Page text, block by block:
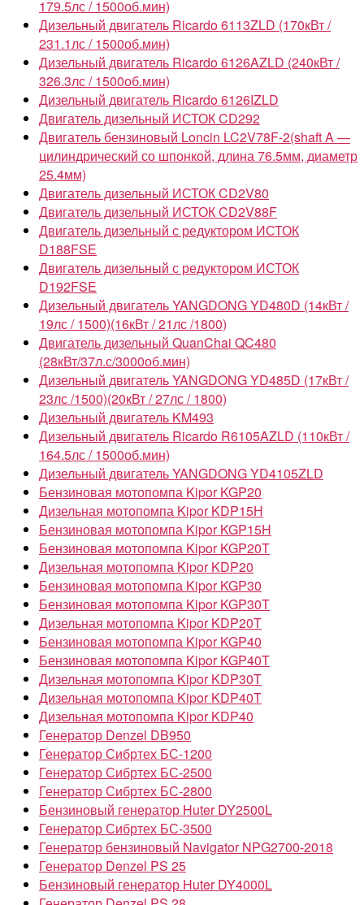
179.5лс / 1500об.мин)
Дизельный двигатель Ricardo 6113ZLD (170кВт /
231.1лс / 1500об.мин)
Дизельный двигатель Ricardo 6126AZLD (240кВт /
326.3лс / 1500об.мин)
Дизельный двигатель Ricardo 6126IZLD
Двигатель дизельный ИСТОК CD292
Двигатель бензиновый Loncin LC2V78F-2(shaft A —
цилиндрический со шпонкой, длина 76.5мм, диаметр
25.4мм)
Двигатель дизельный ИСТОК CD2V80
Двигатель дизельный ИСТОК CD2V88F
Двигатель дизельный с редуктором ИСТОК
D188FSE
Двигатель дизельный с редуктором ИСТОК
D192FSE
Дизельный двигатель YANGDONG YD480D (14кВт /
19лс / 1500)(16кВт / 21лс /1800)
Двигатель дизельный QuanChai QC480
(28кВт/37л.с/3000об.мин)
Дизельный двигатель YANGDONG YD485D (17кВт /
23лс /1500)(20кВт / 27лс / 1800)
Дизельный двигатель KM493
Дизельный двигатель Ricardo R6105AZLD (110кВт /
164.5лс / 1500об.мин)
Дизельный двигатель YANGDONG YD4105ZLD
Бензиновая мотопомпа Kipor KGP20
Дизельная мотопомпа Kipor KDP15Н
Бензиновая мотопомпа Kipor KGP15H
Бензиновая мотопомпа Kipor KGP20T
Дизельная мотопомпа Kipor KDP20
Бензиновая мотопомпа Kipor KGP30
Бензиновая мотопомпа Kipor KGP30T
Дизельная мотопомпа Kipor KDP20T
Бензиновая мотопомпа Kipor KGP40
Бензиновая мотопомпа Kipor KGP40T
Дизельная мотопомпа Kipor KDP30T
Дизельная мотопомпа Kipor KDP40T
Дизельная мотопомпа Kipor KDP40
Генератор Denzel DB950
Генератор Сибртех БС-1200
Генератор Сибртех БС-2500
Генератор Сибртех БС-2800
Бензиновый генератор Huter DY2500L
Генератор Сибртех БС-3500
Генератор бензиновый Navigator NPG2700-2018
Генератор Denzel PS 25
Бензиновый генератор Huter DY4000L